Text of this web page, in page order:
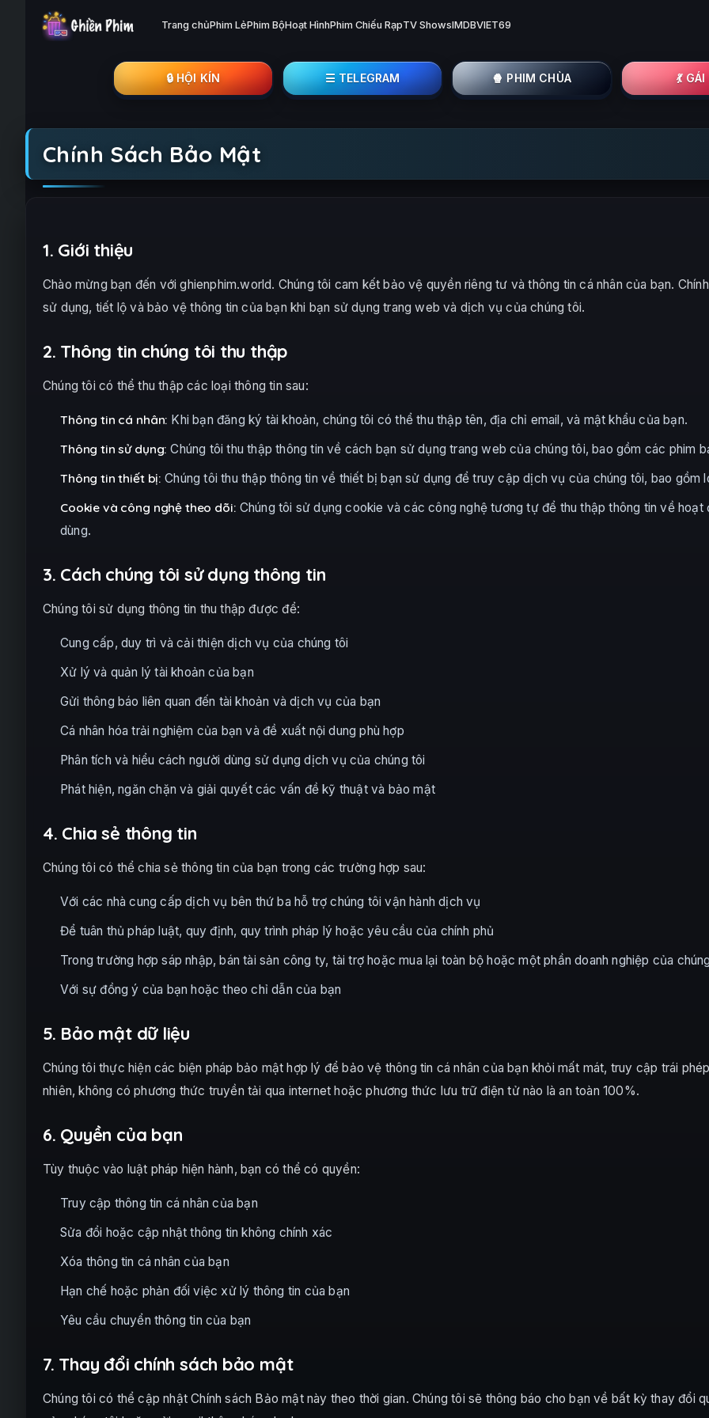
Trang chủPhim LẻPhim BộHoạt HìnhPhim Chiếu RạpTV ShowsIMDBVIET69
🔒︎ HỘI KÍN ☰ TELEGRAM 🍿 PHIM CHÙA 💃
Chính Sách Bảo Mật
1. Giới thiệu
Chào mừng bạn đến với ghienphim.world. Chúng tôi cam kết bảo vệ quyền riêng tư và thông tin cá nhân của bạn.
sử dụng, tiết lộ và bảo vệ thông tin của bạn khi bạn sử dụng trang web và dịch vụ của chúng tôi.
2. Thông tin chúng tôi thu thập
Chúng tôi có thể thu thập các loại thông tin sau:
Thông tin cá nhân: Khi bạn đăng ký tài khoản, chúng tôi có thể thu thập tên, địa chỉ email, và mật khẩu của bạn.
Thông tin sử dụng: Chúng tôi thu thập thông tin về cách bạn sử dụng trang web của chúng tôi, bao gồm các phim
Thông tin thiết bị: Chúng tôi thu thập thông tin về thiết bị bạn sử dụng để truy cập dịch vụ của chúng tôi, bao gồm
Cookie và công nghệ theo dõi: Chúng tôi sử dụng cookie và các công nghệ tương tự để thu thập thông tin về
dùng.
3. Cách chúng tôi sử dụng thông tin
Chúng tôi sử dụng thông tin thu thập được để:
Cung cấp, duy trì và cải thiện dịch vụ của chúng tôi
Xử lý và quản lý tài khoản của bạn
Gửi thông báo liên quan đến tài khoản và dịch vụ của bạn
Cá nhân hóa trải nghiệm của bạn và đề xuất nội dung phù hợp
Phân tích và hiểu cách người dùng sử dụng dịch vụ của chúng tôi
Phát hiện, ngăn chặn và giải quyết các vấn đề kỹ thuật và bảo mật
4. Chia sẻ thông tin
Chúng tôi có thể chia sẻ thông tin của bạn trong các trường hợp sau:
Với các nhà cung cấp dịch vụ bên thứ ba hỗ trợ chúng tôi vận hành dịch vụ
Để tuân thủ pháp luật, quy định, quy trình pháp lý hoặc yêu cầu của chính phủ
Trong trường hợp sáp nhập, bán tài sản công ty, tài trợ hoặc mua lại toàn bộ hoặc một phần doanh nghiệp của
Với sự đồng ý của bạn hoặc theo chỉ dẫn của bạn
5. Bảo mật dữ liệu
Chúng tôi thực hiện các biện pháp bảo mật hợp lý để bảo vệ thông tin cá nhân của bạn khỏi mất mát, truy cập trái
nhiên, không có phương thức truyền tải qua internet hoặc phương thức lưu trữ điện tử nào là an toàn 100%.
6. Quyền của bạn
Tùy thuộc vào luật pháp hiện hành, bạn có thể có quyền:
Truy cập thông tin cá nhân của bạn
Sửa đổi hoặc cập nhật thông tin không chính xác
Xóa thông tin cá nhân của bạn
Hạn chế hoặc phản đối việc xử lý thông tin của bạn
Yêu cầu chuyển thông tin của bạn
7. Thay đổi chính sách bảo mật
Chúng tôi có thể cập nhật Chính sách Bảo mật này theo thời gian. Chúng tôi sẽ thông báo cho bạn về bất kỳ thay đổi